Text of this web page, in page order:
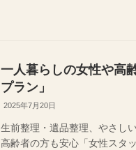
一人暮らしの女性や高
プラン」
2025年7月20日
生前整理・遺品整理、やさし
高齢者の方も安心「女性スタ